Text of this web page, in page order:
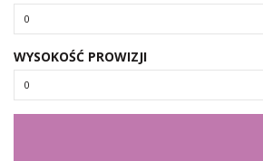
WYSOKOŚĆ PROWIZJI